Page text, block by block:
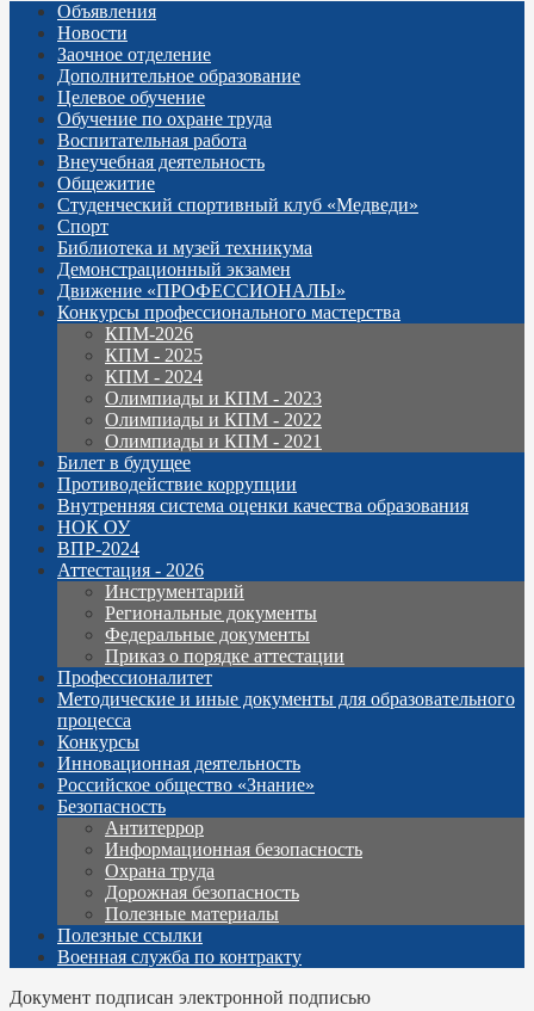
Объявления
Новости
Заочное отделение
Дополнительное образование
Целевое обучение
Обучение по охране труда
Воспитательная работа
Внеучебная деятельность
Общежитие
Студенческий спортивный клуб «Медведи»
Спорт
Библиотека и музей техникума
Демонстрационный экзамен
Движение «ПРОФЕССИОНАЛЫ»
Конкурсы профессионального мастерства
КПМ-2026
КПМ - 2025
КПМ - 2024
Олимпиады и КПМ - 2023
Олимпиады и КПМ - 2022
Олимпиады и КПМ - 2021
Билет в будущее
Противодействие коррупции
Внутренняя система оценки качества образования
НОК ОУ
ВПР-2024
Аттестация - 2026
Инструментарий
Региональные документы
Федеральные документы
Приказ о порядке аттестации
Профессионалитет
Методические и иные документы для образовательного
процесса
Конкурсы
Инновационная деятельность
Российское общество «Знание»
Безопасность
Антитеррор
Информационная безопасность
Охрана труда
Дорожная безопасность
Полезные материалы
Полезные ссылки
Военная служба по контракту
Документ подписан электронной подписью